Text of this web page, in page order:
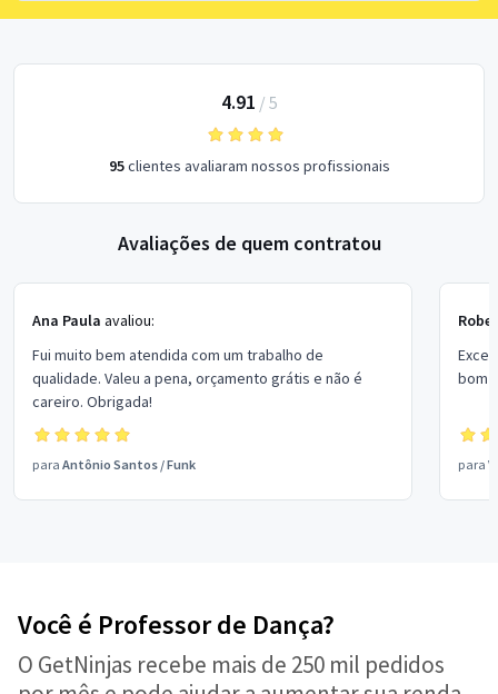
4.91 / 5
95clientes avaliaram nossos profissionais
Avaliações de quem contratou
Ana Paula avaliou:
Fui muito bem atendida com um trabalho de
qualidade. Valeu a pena, orçamento grátis e não é
careiro. Obrigada!
para Antônio Santos /Funk
bom
para
Você é Professor de Dança?
O GetNinjas recebe mais de 250 mil pedidos